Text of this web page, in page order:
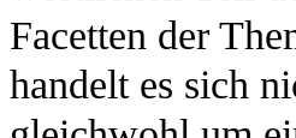
Facetten der
handelt es sich